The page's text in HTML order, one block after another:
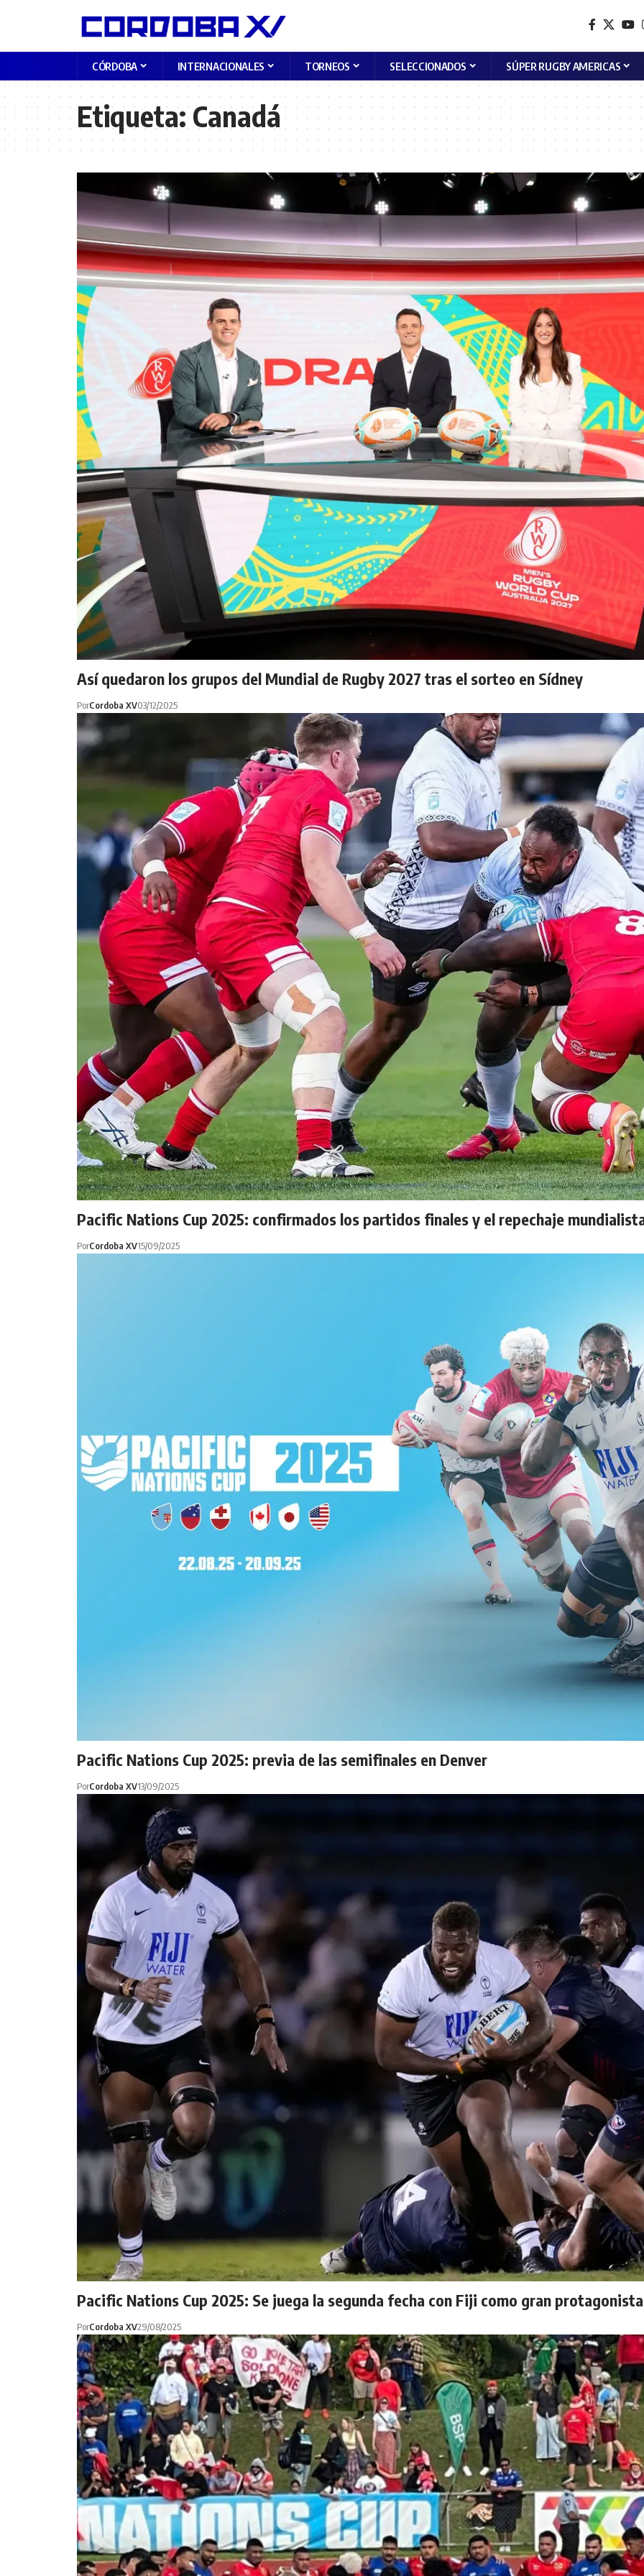
CÓRDOBA INTERNACIONALES TORNEOS SELECCIONADOS SÚPER RUGBY AMERICAS
Etiqueta:Canadá
Así quedaron los grupos del Mundial de Rugby 2027 tras el sorteo en Sídney
PorCordoba XV03/12/2025
Pacific Nations Cup 2025: confirmados los partidos finales y el repechaje
PorCordoba XV15/09/2025
Pacific Nations Cup 2025: previa de las semifinales en Denver
PorCordoba XV13/09/2025
Pacific Nations Cup 2025: Se juega la segunda fecha con Fiji como gran protagonista
PorCordoba XV29/08/2025